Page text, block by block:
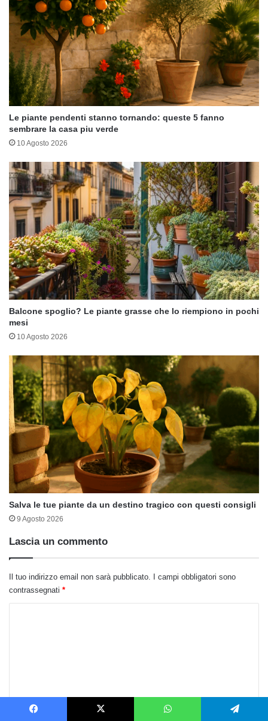
Le piante pendenti stanno tornando: queste 5 fanno
sembrare la casa piu verde
10 Agosto 2026
Balcone spoglio? Le piante grasse che lo riempiono in pochi
mesi
10 Agosto 2026
Salva le tue piante da un destino tragico con questi consigli
9 Agosto 2026
Lascia un commento
Il tuo indirizzo email non sarà pubblicato.
I campi obbligatori sono
contrassegnati *